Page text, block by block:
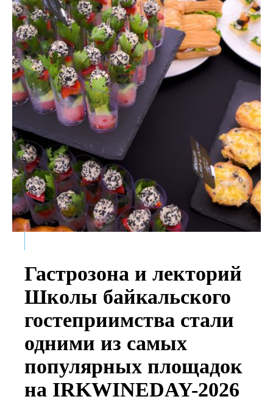
Гастрозона и лекторий
Школы байкальского
гостеприимства стали
одними из самых
популярных площадок
на IRKWINEDAY-2026